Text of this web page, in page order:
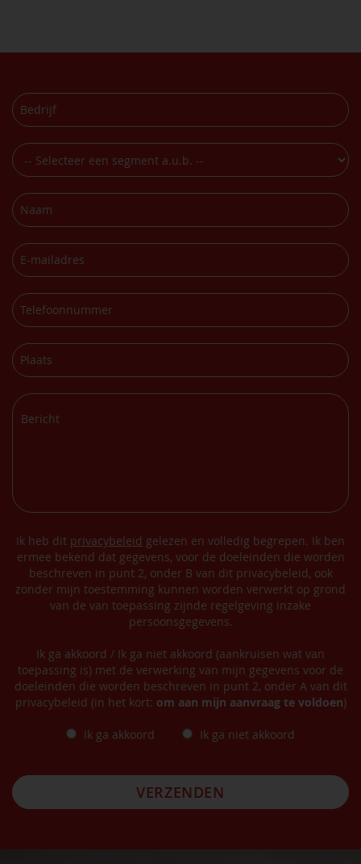
Ik heb dit privacybeleid gelezen en volledig begrepen. Ik ben
ermee bekend dat gegevens, voor de doeleinden die worden
beschreven in punt 2, onder B van dit privacybeleid, ook
zonder mijn toestemming kunnen worden verwerkt op grond
van de van toepassing zijnde regelgeving inzake
persoonsgegevens.
Ik ga akkoord / Ik ga niet akkoord (aankruisen wat van
toepassing is) met de verwerking van mijn gegevens voor de
doeleinden die worden beschreven in punt 2, onder A van dit
privacybeleid (in het kort: om aan mijn aanvraag te voldoen)
Ik ga akkoord Ik ga niet akkoord
VERZENDEN